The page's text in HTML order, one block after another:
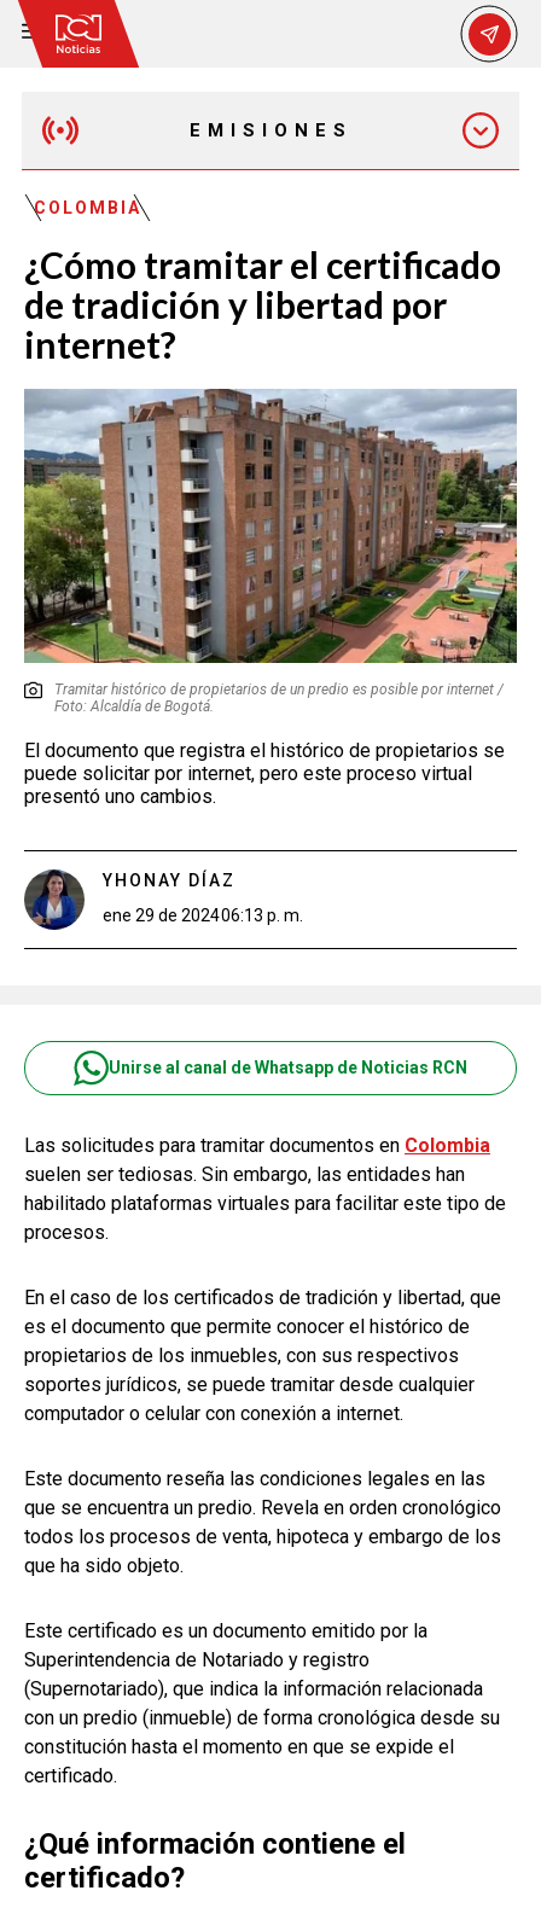
EMISIONES
EMISIÓN 12:30 PM
EMISIÓN 11:30 PM
COLOMBIA
¿Cómo tramitar el certificado
de tradición y libertad por
internet?
Tramitar histórico de propietarios de un predio es posible por internet /
Foto: Alcaldía de Bogotá.
El documento que registra el histórico de propietarios se
puede solicitar por internet, pero este proceso virtual
presentó uno cambios.
YHONAY DÍAZ
ene 29 de 202406:13 p. m.
Unirse al canal de Whatsapp de Noticias RCN
Las solicitudes para tramitar documentos en Colombia
suelen ser tediosas. Sin embargo, las entidades han
habilitado plataformas virtuales para facilitar este tipo de
procesos.
En el caso de los certificados de tradición y libertad, que
es el documento que permite conocer el histórico de
propietarios de los inmuebles, con sus respectivos
soportes jurídicos, se puede tramitar desde cualquier
computador o celular con conexión a internet.
Este documento reseña las condiciones legales en las
que se encuentra un predio. Revela en orden cronológico
todos los procesos de venta, hipoteca y embargo de los
que ha sido objeto.
Este certificado es un documento emitido por la
Superintendencia de Notariado y registro
(Supernotariado), que indica la información relacionada
con un predio (inmueble) de forma cronológica desde su
constitución hasta el momento en que se expide el
certificado.
¿Qué información contiene el
certificado?